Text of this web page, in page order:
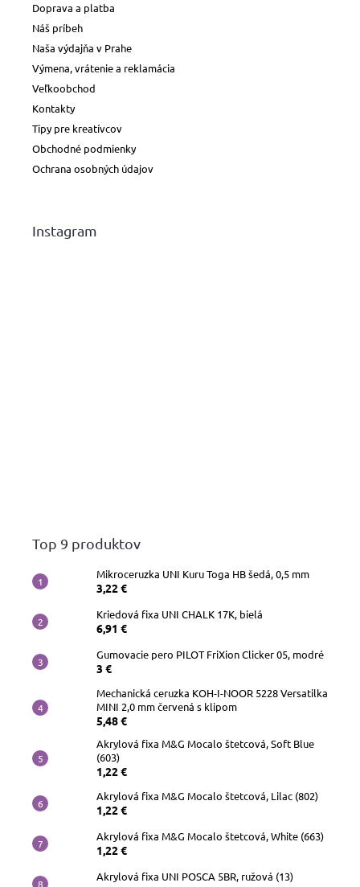
Doprava a platba
Náš príbeh
Naša výdajňa v Prahe
Výmena, vrátenie a reklamácia
Veľkoobchod
Kontakty
Tipy pre kreatívcov
Obchodné podmienky
Ochrana osobných údajov
Instagram
Top 9 produktov
Mikroceruzka UNI Kuru Toga HB šedá, 0,5 mm
3,22 €
Kriedová fixa UNI CHALK 17K, bielá
6,91 €
Gumovacie pero PILOT FriXion Clicker 05, modré
3 €
Mechanická ceruzka KOH-I-NOOR 5228 Versatilka
MINI 2,0 mm červená s klipom
5,48 €
Akrylová fixa M&G Mocalo štetcová, Soft Blue
(603)
1,22 €
Akrylová fixa M&G Mocalo štetcová, Lilac (802)
1,22 €
Akrylová fixa M&G Mocalo štetcová, White (663)
1,22 €
Akrylová fixa UNI POSCA 5BR, ružová (13)